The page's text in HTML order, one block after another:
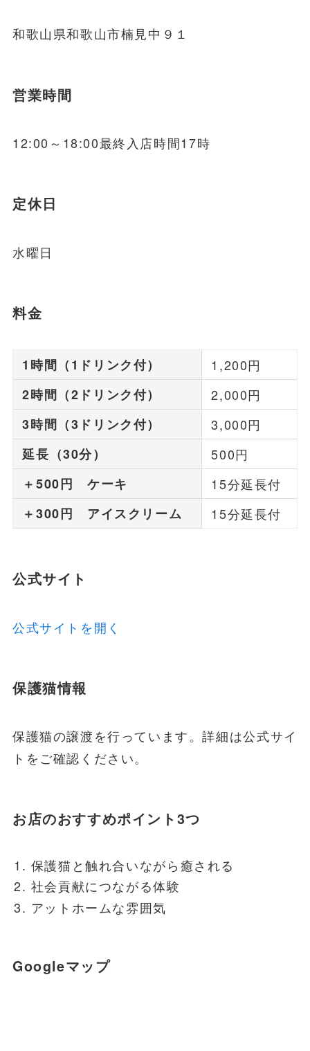
和歌山県和歌山市楠見中９１
営業時間
12:00～18:00最終入店時間17時
定休日
水曜日
料金
1時間（1ドリンク付）
1,200円
2時間（2ドリンク付）
2,000円
3時間（3ドリンク付）
3,000円
延長（30分）
500円
＋500円 ケーキ
15分延長付
＋300円 アイスクリーム
15分延長付
公式サイト
公式サイトを開く
保護猫情報
保護猫の譲渡を行っています。詳細は公式サイ
トをご確認ください。
お店のおすすめポイント3つ
保護猫と触れ合いながら癒される
社会貢献につながる体験
アットホームな雰囲気
Googleマップ